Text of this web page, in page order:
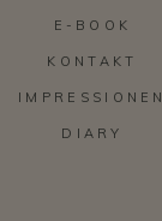
E-BOOK
KONTAKT
IMPRESSIONEN
DIARY